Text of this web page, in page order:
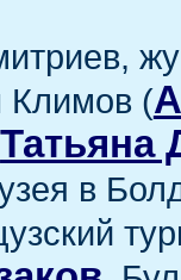
Климов (
Татьяна
в